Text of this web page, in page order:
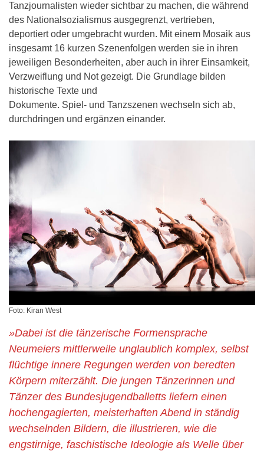
Tanzjournalisten wieder sichtbar zu machen, die während
des Nationalsozialismus ausgegrenzt, vertrieben,
deportiert oder umgebracht wurden. Mit einem Mosaik aus
insgesamt 16 kurzen Szenenfolgen werden sie in ihren
jeweiligen Besonderheiten, aber auch in ihrer Einsamkeit,
Verzweiflung und Not gezeigt. Die Grundlage bilden
historische Texte und
Dokumente. Spiel- und Tanzszenen wechseln sich ab,
durchdringen und ergänzen einander.
Foto: Kiran West
»Dabei ist die tänzerische Formensprache
Neumeiers mittlerweile unglaublich komplex, selbst
flüchtige innere Regungen werden von beredten
Körpern miterzählt. Die jungen Tänzerinnen und
Tänzer des Bundesjugendballetts liefern einen
hochengagierten, meisterhaften Abend in ständig
wechselnden Bildern, die illustrieren, wie die
engstirnige, faschistische Ideologie als Welle über